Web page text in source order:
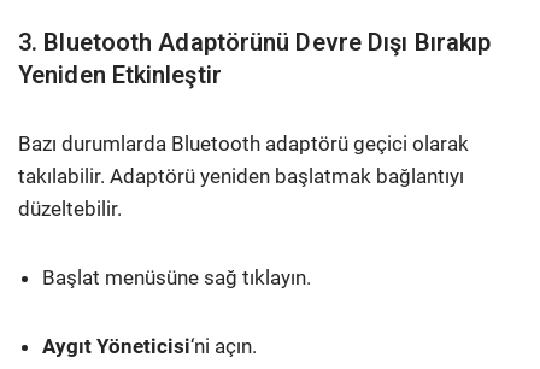
3. Bluetooth Adaptörünü Devre Dışı Bırakıp
Yeniden Etkinleştir
Bazı durumlarda Bluetooth adaptörü geçici olarak
takılabilir. Adaptörü yeniden başlatmak bağlantıyı
düzeltebilir.
Başlat menüsüne sağ tıklayın.
Aygıt Yöneticisi‘ni açın.